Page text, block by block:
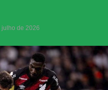
julho de 2026